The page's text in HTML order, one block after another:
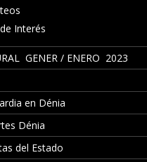
Interés
GENER / ENERO 2023
en Dénia
Dénia
del Estado